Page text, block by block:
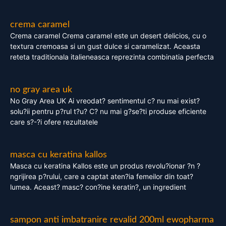
crema caramel
Crema caramel Crema caramel este un desert delicios, cu o
textura cremoasa si un gust dulce si caramelizat. Aceasta
reteta traditionala italieneasca reprezinta combinatia perfecta
no gray area uk
No Gray Area UK Ai vreodat? sentimentul c? nu mai exist?
solu?ii pentru p?rul t?u? C? nu mai g?se?ti produse eficiente
care s?-?i ofere rezultatele
masca cu keratina kallos
Masca cu keratina Kallos este un produs revolu?ionar ?n ?
ngrijirea p?rului, care a captat aten?ia femeilor din toat?
lumea. Aceast? masc? con?ine keratin?, un ingredient
sampon anti imbatranire revalid 200ml ewopharma